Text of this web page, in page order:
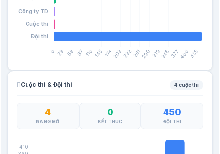
Cuộc thi & Đội thi 4 cuộc thi
4
ĐANG MỞ
0
KẾT THÚC
450
ĐỘI THI